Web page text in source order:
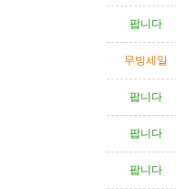
팝니다
무빙세일
팝니다
팝니다
팝니다